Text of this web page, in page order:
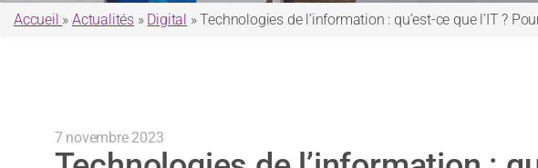
Accueil »Actualités » Digital »Technologies de l’information : qu’est-ce que l’IT ?
7 novembre 2023